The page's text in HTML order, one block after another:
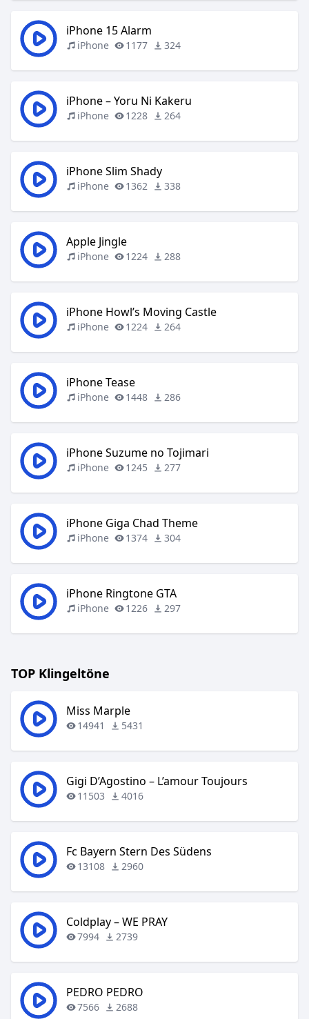
iPhone 15 Alarm
iPhone 1177 324
iPhone – Yoru Ni Kakeru
iPhone 1228 264
iPhone Slim Shady
iPhone 1362 338
Apple Jingle
iPhone 1224 288
iPhone Howl’s Moving Castle
iPhone 1224 264
iPhone Tease
iPhone 1448 286
iPhone Suzume no Tojimari
iPhone 1245 277
iPhone Giga Chad Theme
iPhone 1374 304
iPhone Ringtone GTA
iPhone 1226 297
TOP Klingeltöne
Miss Marple
14941 5431
Gigi D’Agostino – L’amour Toujours
11503 4016
Fc Bayern Stern Des Südens
13108 2960
Coldplay – WE PRAY
7994 2739
PEDRO PEDRO
7566 2688